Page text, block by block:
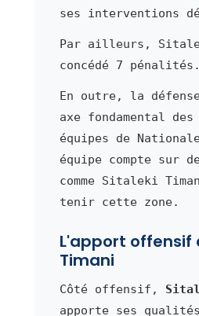
ses interventions
Par ailleurs,
concédé 7 pénalités.
En outre, la
axe fondamental des
équipes de
équipe compte sur
comme Sitaleki
tenir cette zone.
L'apport offensif
Timani
Côté offensif,
apporte ses